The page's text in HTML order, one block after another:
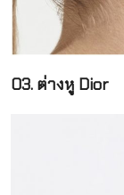
03. ต่างหู Dior